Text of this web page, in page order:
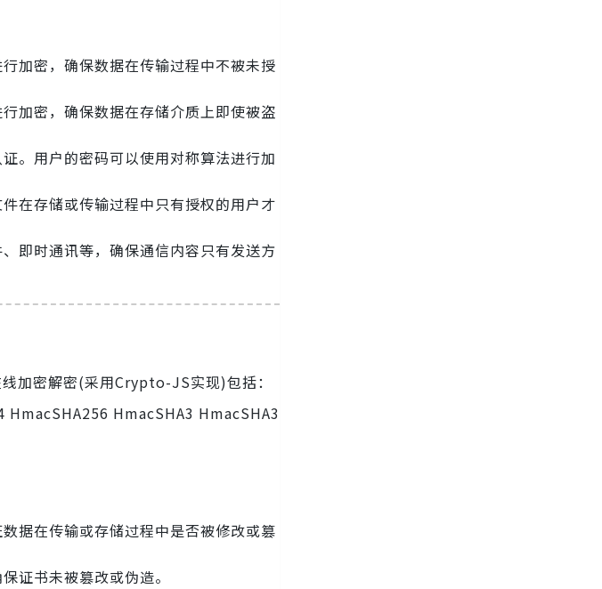
加密，确保数据在传输过程中不被未授
加密，确保数据在存储介质上即使被盗
。用户的密码可以使用对称算法进行加
在存储或传输过程中只有授权的用户才
即时通讯等，确保通信内容只有发送方
加密解密(采用Crypto-JS实现)包括：
HmacSHA256 HmacSHA3 HmacSHA3
据在传输或存储过程中是否被修改或篡
证书未被篡改或伪造。